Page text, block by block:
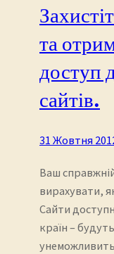
та
доступ
сайтів.
31 Жовтня
Ваш
вирахувати,
Сайти
країн –